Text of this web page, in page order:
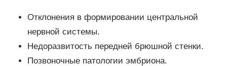
Отклонения в формировании центральной
нервной системы.
Недоразвитость передней брюшной стенки.
Позвоночные патологии эмбриона.